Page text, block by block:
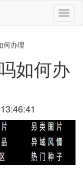
切
换
何办理
如何办